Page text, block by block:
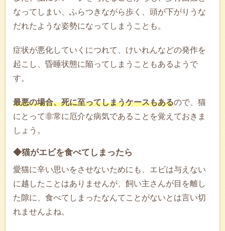
なってしまい、ふらつきながら歩く、頭が下がりうな
だれたような姿勢になってしまうことも。
症状が悪化していくにつれて、けいれんなどの発作を
起こし、昏睡状態に陥ってしまうこともあるようで
す。
最悪の場合、死に至ってしまうケースもあるので、猫
にとって非常に厄介な病気であることを覚えておきま
しょう。
◆猫がエビを食べてしまったら
愛猫に辛い思いをさせないためにも、エビは与えない
に越したことはありませんが、飼い主さんが目を離し
た隙に、食べてしまったなんてことがないとは言い切
れませんよね。